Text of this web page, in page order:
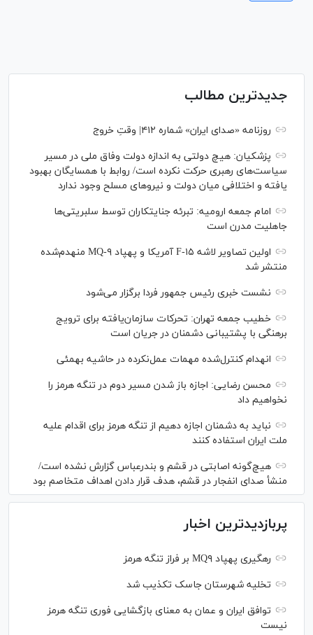
جدیدترین مطالب
روزنامه «صدای ایران» شماره ۴۱۲| وقتِ خروج
پزشکیان: هیچ دولتی به اندازه دولت وفاق ملی در مسیر
سیاست‌های رهبری حرکت نکرده است/ روابط با همسایگان بهبود
یافته و اختلافی میان دولت و نیروهای مسلح وجود ندارد
امام جمعه ارومیه: تبرئه جنایتکاران توسط سلبریتی‌ها
جاهلیت مدرن است
اولین تصاویر لاشه F-۱۵ آمریکا و پهپاد MQ-۹ منهدم‌شده
منتشر شد
نشست خبری رئیس‌ جمهور فردا برگزار می‌شود
خطیب جمعه تهران: تحرکات سازمان‌یافته برای ترویج
برهنگی با پشتیبانی دشمنان در جریان است
انهدام کنترل‌شده مهمات عمل‌نکرده در حاشیه بهمئی
محسن رضایی: اجازه باز شدن مسیر دوم در تنگه هرمز را
نخواهیم داد
نباید به دشمنان اجازه دهیم از تنگه هرمز برای اقدام علیه
ملت ایران استفاده کنند
هیچ‌گونه اصابتی در قشم و بندرعباس گزارش نشده است/
منشأ صدای انفجار در قشم، هدف قرار دادن اهداف متخاصم بود
پربازدیدترین اخبار
رهگیری پهپاد MQ۹ بر فراز تنگه هرمز
تخلیه شهرستان جاسک تکذیب شد
توافق ایران و عمان به معنای بازگشایی فوری تنگه هرمز
نیست